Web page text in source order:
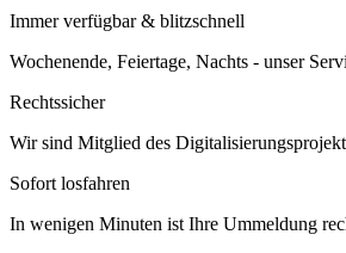
Immer verfügbar & blitzschnell
Wochenende, Feiertage, Nachts - unser
Rechtssicher
Wir sind Mitglied des
Sofort losfahren
In wenigen Minuten ist Ihre Ummeldung